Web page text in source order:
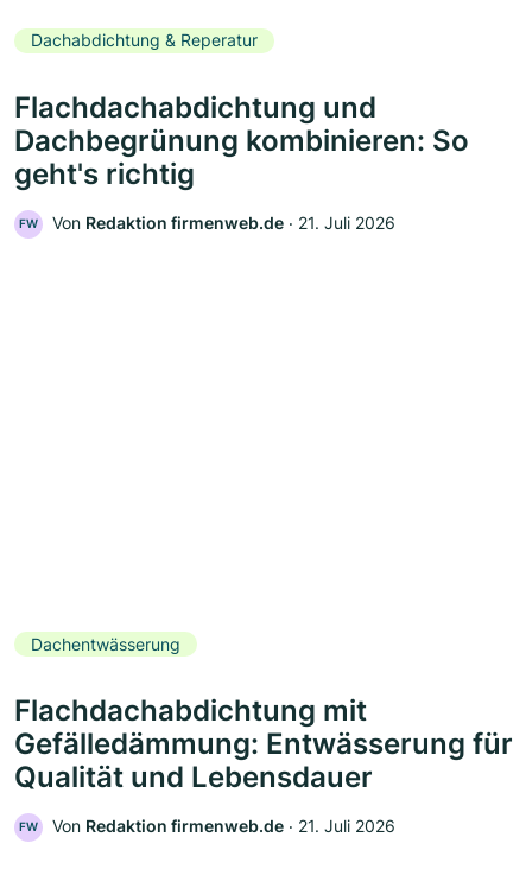
Dachabdichtung & Reperatur
Flachdachabdichtung und
Dachbegrünung kombinieren: So
geht's richtig
FW Von Redaktion firmenweb.de ‧ 21. Juli 2026
Dachentwässerung
Flachdachabdichtung mit
Gefälledämmung: Entwässerung für
Qualität und Lebensdauer
FW Von Redaktion firmenweb.de ‧ 21. Juli 2026